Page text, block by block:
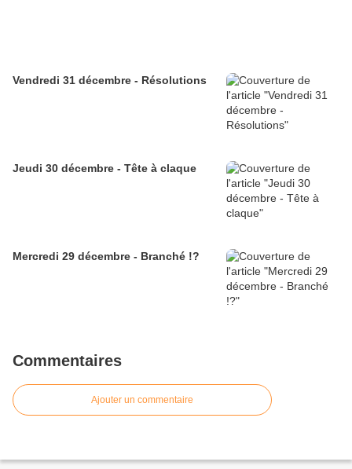
Vendredi 31 décembre - Résolutions
Jeudi 30 décembre - Tête à claque
Mercredi 29 décembre - Branché !?
Commentaires
Ajouter un commentaire